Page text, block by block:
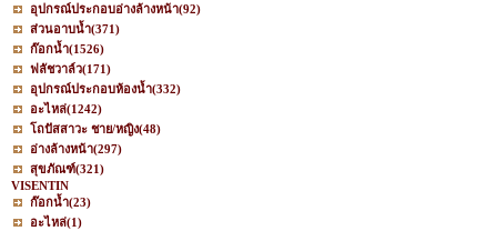
อุปกรณ์ประกอบอ่างล้างหน้า(92)
ส่วนอาบน้ำ(371)
ก๊อกน้ำ(1526)
ฟลัชวาล์ว(171)
อุปกรณ์ประกอบห้องน้ำ(332)
อะไหล่(1242)
โถปัสสาวะ ชาย/หญิง(48)
อ่างล้างหน้า(297)
สุขภัณฑ์(321)
VISENTIN
ก๊อกน้ำ(23)
อะไหล่(1)